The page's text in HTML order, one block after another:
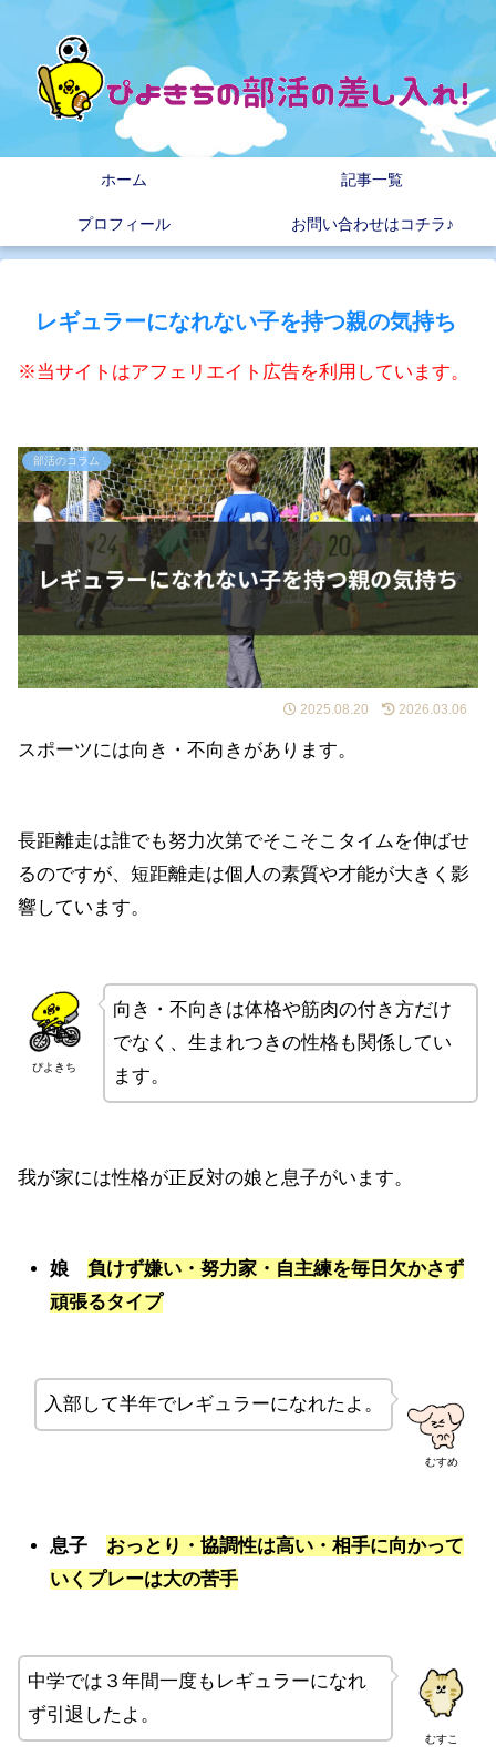
ホーム 記事一覧
プロフィール お問い合わせはコチラ♪
レギュラーになれない子を持つ親の気持ち
※当サイトはアフェリエイト広告を利用しています。
部活のコラム
2025.08.20 2026.03.06
スポーツには向き・不向きがあります。
長距離走は誰でも努力次第でそこそこタイムを伸ばせ
るのですが、短距離走は個人の素質や才能が大きく影
響しています。
ぴよきち
向き・不向きは体格や筋肉の付き方だけ
でなく、生まれつきの性格も関係してい
ます。
我が家には性格が正反対の娘と息子がいます。
娘負けず嫌い・努力家・自主練を毎日欠かさず
頑張るタイプ
むすめ
入部して半年でレギュラーになれたよ。
息子 おっとり・協調性は高い・相手に向かって
いくプレーは大の苦手
むすこ
中学では３年間一度もレギュラーになれ
ず引退したよ。